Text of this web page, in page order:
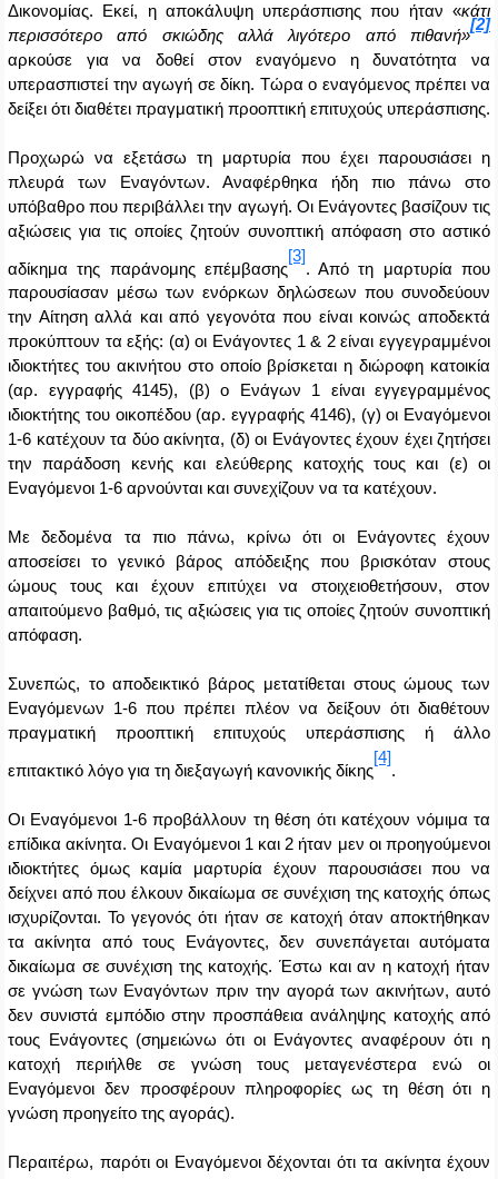
Δικονομίας. Εκεί, η αποκάλυψη υπεράσπισης που ήταν «κάτι
περισσότερο από σκιώδης αλλά λιγότερο από πιθανή»
[2]
αρκούσε για να δοθεί στον εναγόμενο η δυνατότητα να
υπερασπιστεί την αγωγή σε δίκη. Τώρα ο εναγόμενος πρέπει να
δείξει ότι διαθέτει πραγματική προοπτική επιτυχούς υπεράσπισης.
Προχωρώ να εξετάσω τη μαρτυρία που έχει παρουσιάσει η
πλευρά των Εναγόντων. Αναφέρθηκα ήδη πιο πάνω στο
υπόβαθρο που περιβάλλει την αγωγή. Οι Ενάγοντες βασίζουν τις
αξιώσεις για τις οποίες ζητούν συνοπτική απόφαση στο αστικό
αδίκημα της παράνομης επέμβασης
[3]
. Από τη μαρτυρία που
παρουσίασαν μέσω των ενόρκων δηλώσεων που συνοδεύουν
την Αίτηση αλλά και από γεγονότα που είναι κοινώς αποδεκτά
προκύπτουν τα εξής: (α) οι Ενάγοντες 1 & 2 είναι εγγεγραμμένοι
ιδιοκτήτες του ακινήτου στο οποίο βρίσκεται η διώροφη κατοικία
(αρ. εγγραφής 4145), (β) ο Ενάγων 1 είναι εγγεγραμμένος
ιδιοκτήτης του οικοπέδου (αρ. εγγραφής 4146), (γ) οι Εναγόμενοι
1-6 κατέχουν τα δύο ακίνητα, (δ) οι Ενάγοντες έχουν έχει ζητήσει
την παράδοση κενής και ελεύθερης κατοχής τους και (ε) οι
Εναγόμενοι 1-6 αρνούνται και συνεχίζουν να τα κατέχουν.
Με δεδομένα τα πιο πάνω, κρίνω ότι οι Ενάγοντες έχουν
αποσείσει το γενικό βάρος απόδειξης που βρισκόταν στους
ώμους τους και έχουν επιτύχει να στοιχειοθετήσουν, στον
απαιτούμενο βαθμό, τις αξιώσεις για τις οποίες ζητούν συνοπτική
απόφαση.
Συνεπώς, το αποδεικτικό βάρος μετατίθεται στους ώμους των
Εναγόμενων 1-6 που πρέπει πλέον να δείξουν ότι διαθέτουν
πραγματική προοπτική επιτυχούς υπεράσπισης ή άλλο
επιτακτικό λόγο για τη διεξαγωγή κανονικής δίκης
[4]
.
Οι Εναγόμενοι 1-6 προβάλλουν τη θέση ότι κατέχουν νόμιμα τα
επίδικα ακίνητα. Οι Εναγόμενοι 1 και 2 ήταν μεν οι προηγούμενοι
ιδιοκτήτες όμως καμία μαρτυρία έχουν παρουσιάσει που να
δείχνει από που έλκουν δικαίωμα σε συνέχιση της κατοχής όπως
ισχυρίζονται. Το γεγονός ότι ήταν σε κατοχή όταν αποκτήθηκαν
τα ακίνητα από τους Ενάγοντες, δεν συνεπάγεται αυτόματα
δικαίωμα σε συνέχιση της κατοχής. Έστω και αν η κατοχή ήταν
σε γνώση των Εναγόντων πριν την αγορά των ακινήτων, αυτό
δεν συνιστά εμπόδιο στην προσπάθεια ανάληψης κατοχής από
τους Ενάγοντες (σημειώνω ότι οι Ενάγοντες αναφέρουν ότι η
κατοχή περιήλθε σε γνώση τους μεταγενέστερα ενώ οι
Εναγόμενοι δεν προσφέρουν πληροφορίες ως τη θέση ότι η
γνώση προηγείτο της αγοράς).
Περαιτέρω, παρότι οι Εναγόμενοι δέχονται ότι τα ακίνητα έχουν